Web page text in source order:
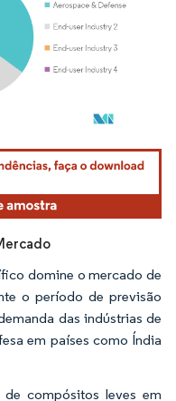
atribuição conforme CC BY 4.0.
domine o mercado de
o período de previsão
das indústrias de
em países como Índia
compósitos leves em